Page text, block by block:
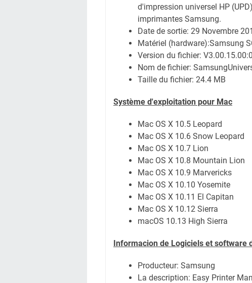
d'impression universel HP
imprimantes Samsung.
Date de sortie: 29 Novembre
Matériel (hardware):Samsung
Version du fichier:
Nom de fichier:
Taille du fichier: 24.4 MB
Système d'exploitation pour Mac
Mac OS X 10.5 Leopard
Mac OS X 10.6 Snow Leopard
Mac OS X 10.7 Lion
Mac OS X 10.8 Mountain Lion
Mac OS X 10.9 Marvericks
Mac OS X 10.10 Yosemite
Mac OS X 10.11 El Capitan
Mac OS X 10.12 Sierra
macOS 10.13 High Sierra
Informacion de Logiciels et software
Producteur: Samsung
La description: Easy Printer